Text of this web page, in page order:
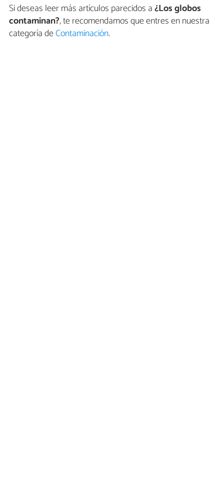
Si deseas leer más artículos parecidos a¿Los globos
contaminan?, te recomendamos que entres en nuestra
categoría deContaminación.